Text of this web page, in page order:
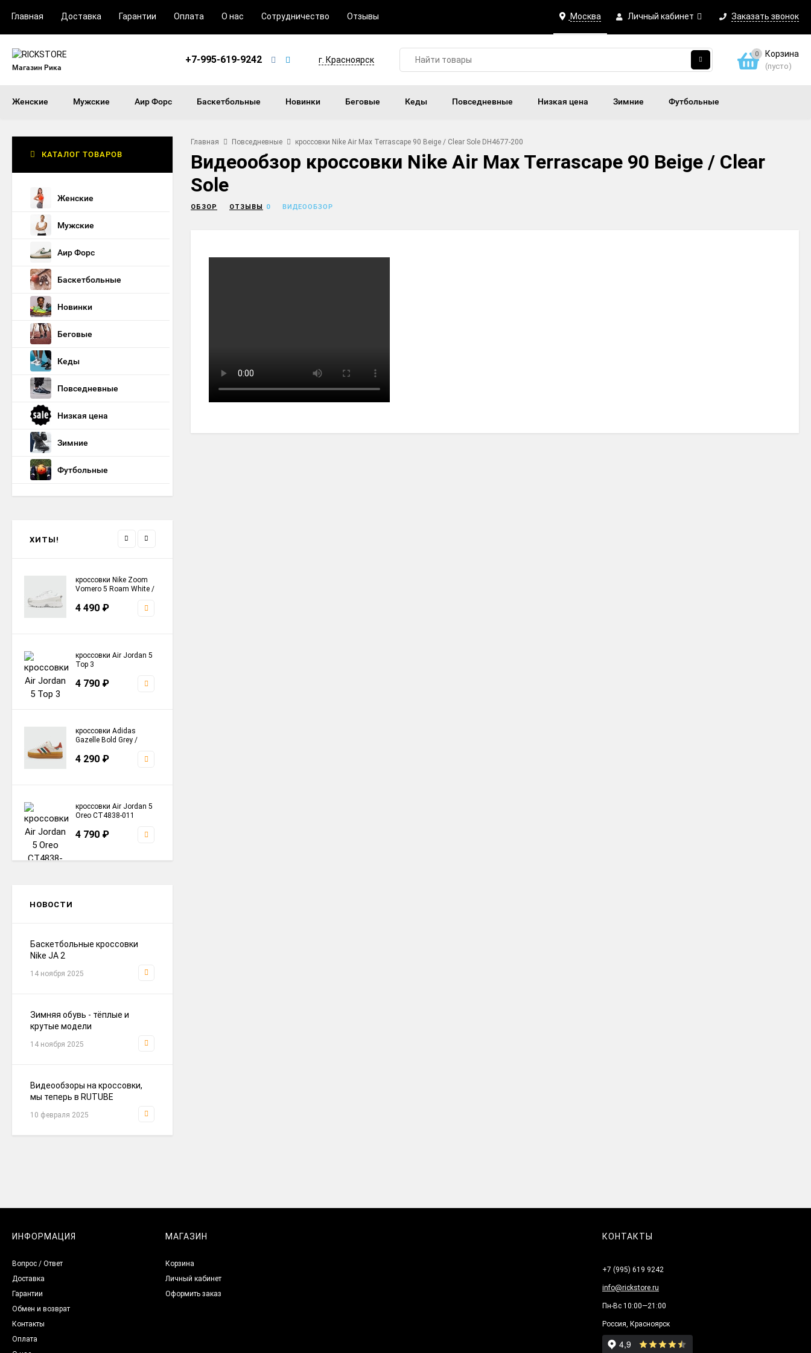
Москва Личный кабинет Заказать звонок
Главная Доставка Гарантии Оплата О нас Сотрудничество Отзывы
Магазин Рика
+7-995-619-9242 г. Красноярск
0 Корзина
(пусто)
Женские Мужские Аир Форс Баскетбольные Новинки Беговые Кеды Повседневные Низкая цена Зимние Футбольные
Главная Повседневные кроссовки Nike Air Max Terrascape 90 Beige / Clear Sole DH4677-200
Видеообзор кроссовки Nike Air Max Terrascape 90 Beige / Clear
Sole
ОБЗОР ОТЗЫВЫ 0 ВИДЕООБЗОР
КАТАЛОГ ТОВАРОВ
Женские
Мужские
Аир Форс
Баскетбольные
Новинки
Беговые
Кеды
Повседневные
Низкая цена
Зимние
Футбольные
ХИТЫ!
кроссовки Nike P-6000
4 290
Zegama Trail 2 Black /
кроссовки Nike Zoom
Vomero 5 Roam White /
4 490 ₽
кроссовки Air Jordan 5
Top 3
4 790 ₽
кроссовки Adidas
Gazelle Bold Grey /
4 290 ₽
кроссовки Air Jordan 5
Oreo CT4838-011
4 790 ₽
Grey / Brown
кроссовки Air Jordan 5
White / Blue Ftwr.
Pegasus 41 Gtx Black
4 790₽
4 490₽
НОВОСТИ
Баскетбольные кроссовки
Nike JA 2
14 ноября 2025
Зимняя обувь - тёплые и
крутые модели
14 ноября 2025
Видеообзоры на кроссовки,
мы теперь в RUTUBE
10 февраля 2025
ИНФОРМАЦИЯ
Вопрос / Ответ
Доставка
Гарантии
Обмен и возврат
Контакты
Оплата
МАГАЗИН
Корзина
Личный кабинет
Оформить заказ
КОНТАКТЫ
+7 (995) 619 9242
info@rickstore.ru
Пн-Вс 10:00—21:00
Россия, Красноярск